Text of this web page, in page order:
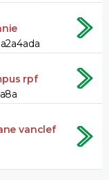
rpf
vanclef